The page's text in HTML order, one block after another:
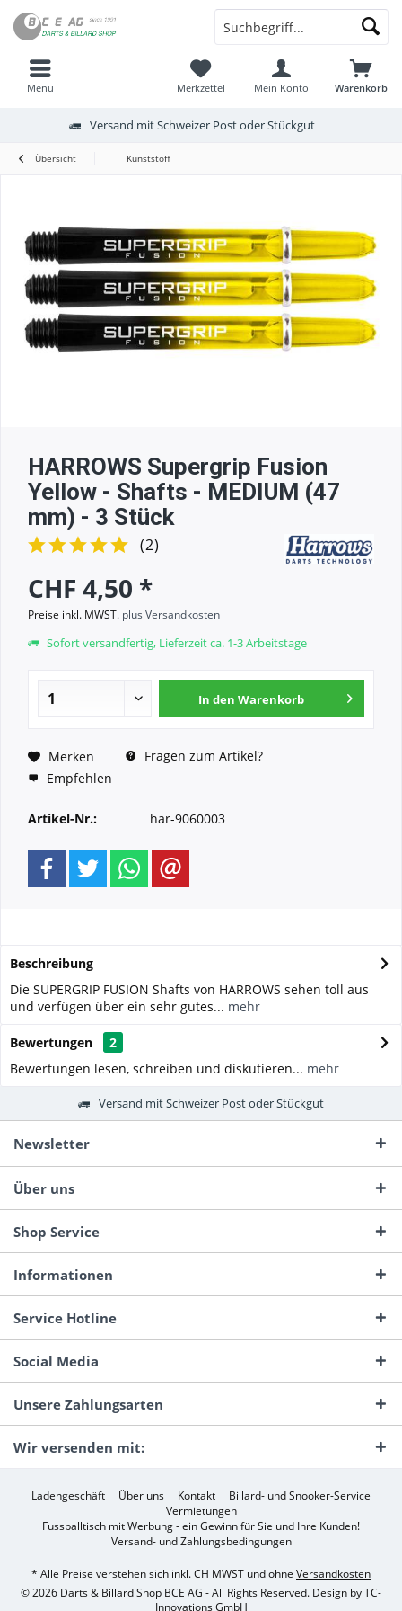
Menü Warenkorb
Merkzettel Mein Konto
Versand mit Schweizer Post oder Stückgut
Übersicht Kunststoff
HARROWS Supergrip Fusion
Yellow - Shafts - MEDIUM (47
mm) - 3 Stück
(2)
CHF 4,50 *
Preise inkl. MWST. plus Versandkosten
Sofort versandfertig, Lieferzeit ca. 1-3 Arbeitstage
In den Warenkorb
Merken
Fragen zum Artikel?
Empfehlen
Artikel-Nr.: har-9060003
Beschreibung
Die SUPERGRIP FUSION Shafts von HARROWS sehen toll aus
und verfügen über ein sehr gutes... mehr
Bewertungen
2
Bewertungen lesen, schreiben und diskutieren... mehr
Versand mit Schweizer Post oder Stückgut
Newsletter
Über uns
Shop Service
Informationen
Service Hotline
Social Media
Unsere Zahlungsarten
Wir versenden mit:
Ladengeschäft Über uns Kontakt
Billard- und Snooker-Service
Vermietungen
Fussballtisch mit Werbung - ein Gewinn für Sie und Ihre Kunden!
Versand- und Zahlungsbedingungen
* Alle Preise verstehen sich inkl. CH MWST und ohne Versandkosten
© 2026 Darts & Billard Shop BCE AG - All Rights Reserved. Design byTC-
Innovations GmbH